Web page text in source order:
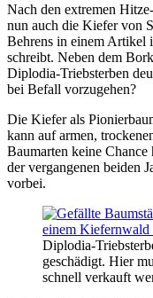
Nach den extremen
nun auch die Kiefer von
Behrens in einem Artikel
schreibt. Neben dem
Diplodia-Triebsterben
bei Befall vorzugehen?
Die Kiefer als
kann auf armen,
Baumarten keine
der vergangenen beiden
vorbei.
Diplodia-
geschädigt. Hier
schnell verkauft